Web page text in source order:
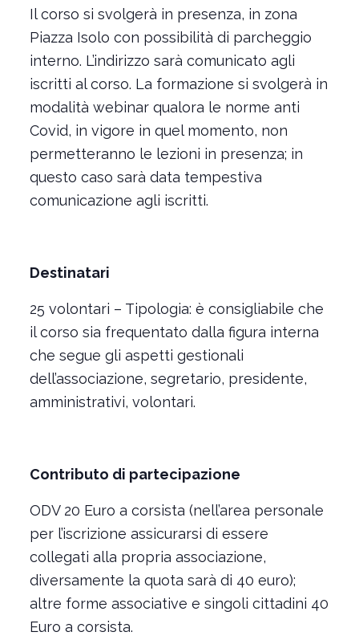
Il corso si svolgerà in presenza, in zona
Piazza Isolo con possibilità di parcheggio
interno. L’indirizzo sarà comunicato agli
iscritti al corso. La formazione si svolgerà in
modalità webinar qualora le norme anti
Covid, in vigore in quel momento, non
permetteranno le lezioni in presenza; in
questo caso sarà data tempestiva
comunicazione agli iscritti.
Destinatari
25 volontari – Tipologia: è consigliabile che
il corso sia frequentato dalla figura interna
che segue gli aspetti gestionali
dell’associazione, segretario, presidente,
amministrativi, volontari.
Contributo di partecipazione
ODV 20 Euro a corsista (nell’area personale
per l’iscrizione assicurarsi di essere
collegati alla propria associazione,
diversamente la quota sarà di 40 euro);
altre forme associative e singoli cittadini 40
Euro a corsista.